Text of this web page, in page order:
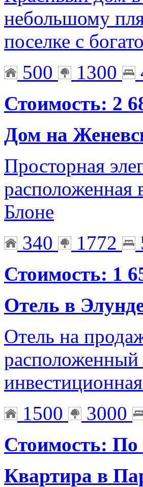
небольшому
поселке с
500
1300
Стоимость: 2
Дом на
Просторная
Блоне
340
1772
Стоимость: 1
Отель в
Отель на
1500
3000
Стоимость: По
Квартира в